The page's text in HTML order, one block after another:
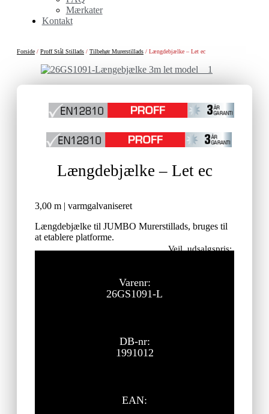
Mærkater
Kontakt
Forside / Proff Stål Stillads / Tilbehør Murerstillads / Længdebjælke – Let ec
Længdebjælke – Let ec
3,00 m | varmgalvaniseret
Længdebjælke til JUMBO Murerstillads, bruges til
at etablere platforme.
Vejl. udsalgspris:
Varenr:
26GS1091-L
DB-nr:
1991012
EAN: